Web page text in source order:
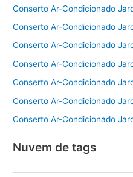
Conserto Ar-Condicionado
Conserto Ar-Condicionado
Conserto Ar-Condicionado
Conserto Ar-Condicionado
Conserto Ar-Condicionado
Conserto Ar-Condicionado
Conserto Ar-Condicionado
Nuvem de tags